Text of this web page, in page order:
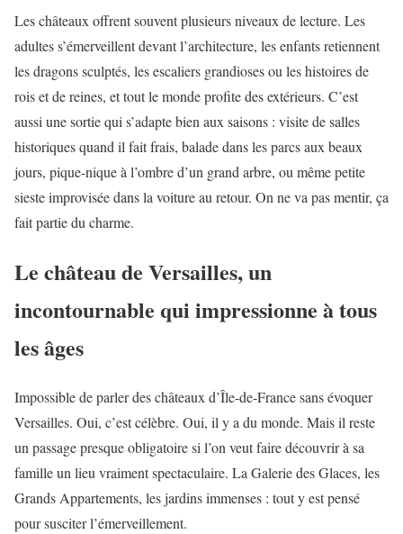
Les châteaux offrent souvent plusieurs niveaux de lecture. Les
adultes s’émerveillent devant l’architecture, les enfants retiennent
les dragons sculptés, les escaliers grandioses ou les histoires de
rois et de reines, et tout le monde profite des extérieurs. C’est
aussi une sortie qui s’adapte bien aux saisons : visite de salles
historiques quand il fait frais, balade dans les parcs aux beaux
jours, pique-nique à l’ombre d’un grand arbre, ou même petite
sieste improvisée dans la voiture au retour. On ne va pas mentir, ça
fait partie du charme.
Le château de Versailles, un
incontournable qui impressionne à tous
les âges
Impossible de parler des châteaux d’Île-de-France sans évoquer
Versailles. Oui, c’est célèbre. Oui, il y a du monde. Mais il reste
un passage presque obligatoire si l’on veut faire découvrir à sa
famille un lieu vraiment spectaculaire. La Galerie des Glaces, les
Grands Appartements, les jardins immenses : tout y est pensé
pour susciter l’émerveillement.